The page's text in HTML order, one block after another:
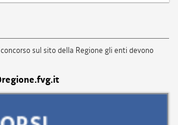
sul sito della Regione gli enti devono